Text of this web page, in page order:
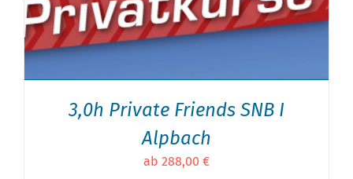
3,0h Private Friends SNB I
Alpbach
ab 288,00 €